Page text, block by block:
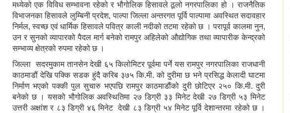
मध्येको एक विविध सम्भावना रहेको र भौगोलिक हिसावले ठूलो नगरपालिका हो । राजनैतिक
विभाजनका हिसावले लुम्बिनी प्रदेश, पाल्पा जिल्ला अन्तरगत पूर्वि पाल्पामा अवस्थित सदावहार
निर्मल, स्वच्छ एवं धार्मिक हिसावले पवित्र काली नदीको तटमा रहेको छ । परापूर्व कालमा नुन,
उन र सुनको व्यापारको पैदल मार्ग बनेको रामपुर अहिलेको औद्योगिक तथा व्यापारीक केन्द्रको
सम्भाव्य क्षेत्रको रुपमा रहेको छ ।
जिल्ला सदरमुकाम तानसेन देखी ६५ किलोमिटर पूर्वमा पर्ने यस रामपुर नगरपालिका राजधानी
काठमाडौं देखि पक्कि सडक हुंदै करिब ३७५ कि.मी. को दुरीमा छ भने प्रसिद्ध केलादी घाटमा
निर्माण भएको पक्की पुल सुचारु भएपछि रामपुर काठमाडौंको दुरी छोटिएर २५० कि.मी. दुरी
बनेको छ । यसको भौगोलिक अवस्थितिमा २७ डिग्री ३३ मिनेट देखी २७ डिग्री ५३ मिनेट
उत्तरी अक्षांश र ८३ डिग्री ४६ मिनेट देखी ८३ डिग्री ५४ मिनेट पूर्वि देशान्तरमा रहेको छ ।